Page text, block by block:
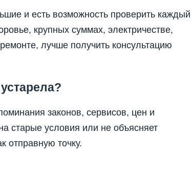
и есть возможность проверить каждый
крупных суммах, электричестве,
лучше получить консультацию
законов, сервисов, цен и
старые условия или не объясняет
отправную точку.